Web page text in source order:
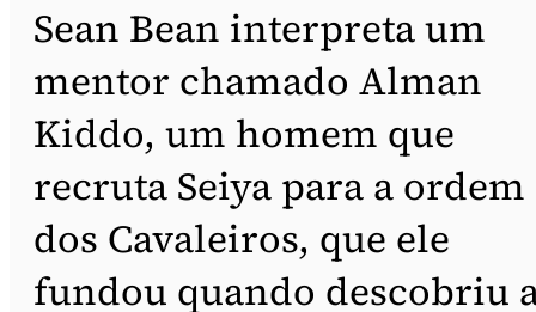
Sean Bean interpreta um
mentor chamado Alman
Kiddo, um homem que
recruta Seiya para a ordem
dos Cavaleiros, que ele
fundou quando descobriu